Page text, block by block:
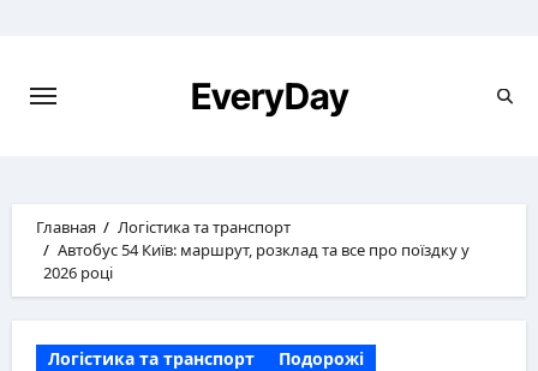
EveryDay
Главная
Логістика та транспорт
Автобус 54 Київ: маршрут, розклад та все про поїздку у
2026 році
Логістика та транспорт Подорожі